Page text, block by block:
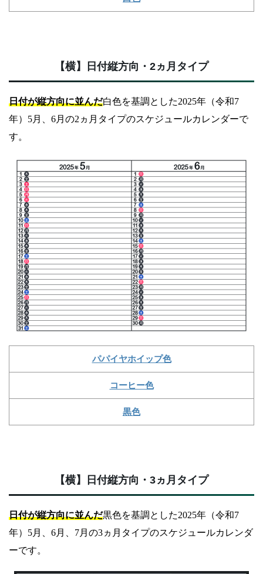
【横】日付縦方向・2ヵ月タイプ
日付が縦方向に並んだ白色を基調とした2025年（令和7
年）5月、6月の2ヵ月タイプのスケジュールカレンダーで
す。
パパイヤホイップ色
コーヒー色
黒色
【横】日付縦方向・3ヵ月タイプ
日付が縦方向に並んだ黒色を基調とした2025年（令和7
年）5月、6月、7月の3ヵ月タイプのスケジュールカレンダ
ーです。